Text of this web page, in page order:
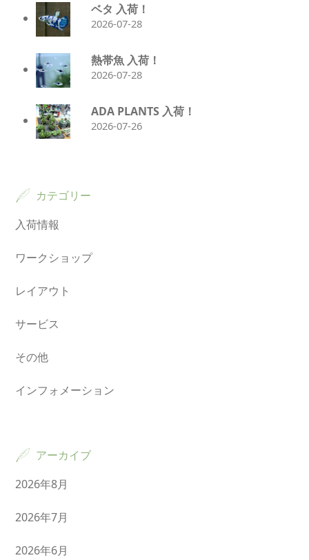
ベタ 入荷！
2026-07-28
熱帯魚 入荷！
2026-07-28
ADA PLANTS 入荷！
2026-07-26
カテゴリー
入荷情報
ワークショップ
レイアウト
サービス
その他
インフォメーション
アーカイブ
2026年8月
2026年7月
2026年6月